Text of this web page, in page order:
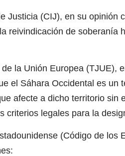
Justicia (CIJ), en su opinión
reivindicación de soberanía
la Unión Europea (TJUE),
el Sáhara Occidental es un
afecte a dicho territorio sin
criterios legales para la
(Código de los